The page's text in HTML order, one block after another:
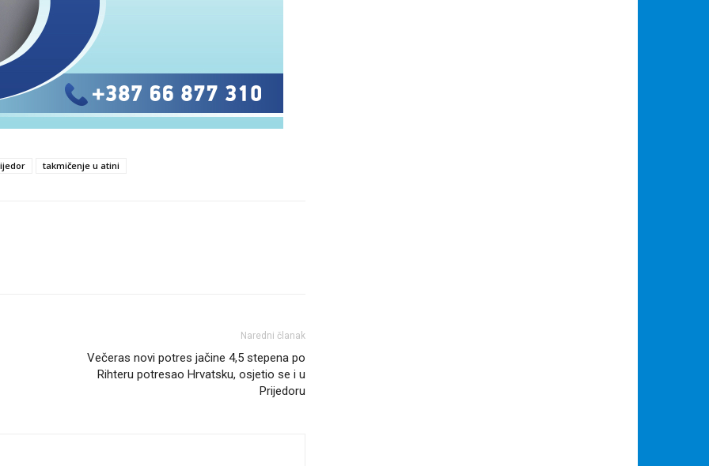
takmičenje u atini
Naredni članak
Večeras novi potres jačine 4,5 stepena po
Rihteru potresao Hrvatsku, osjetio se i u
Prijedoru